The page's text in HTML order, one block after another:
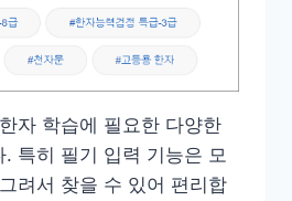
자 학습에 필요한 다양한
. 특히 필기 입력 기능은 모
려서 찾을 수 있어 편리합